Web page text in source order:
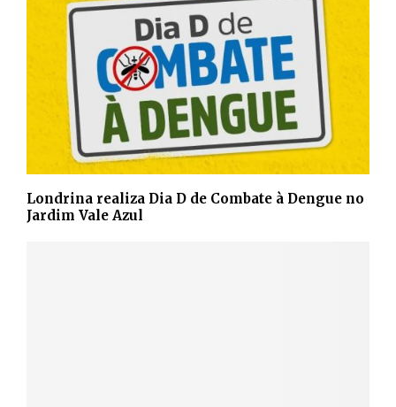
Londrina realiza Dia D de Combate à Dengue no
Jardim Vale Azul